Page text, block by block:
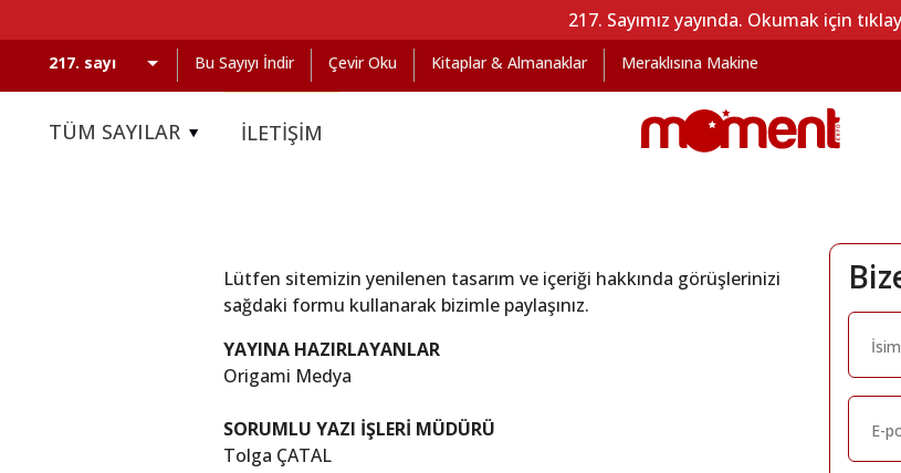
217. Sayımız yayında. Okumak için
Bu Sayıyı İndir Çevir Oku Kitaplar & Almanaklar Meraklısına Makine
TÜM SAYILAR İLETİŞİM
Lütfen sitemizin yenilenen tasarım ve içeriği hakkında görüşlerinizi
sağdaki formu kullanarak bizimle paylaşınız.
YAYINA HAZIRLAYANLAR
Origami Medya
SORUMLU YAZI İŞLERİ MÜDÜRÜ
Tolga ÇATAL